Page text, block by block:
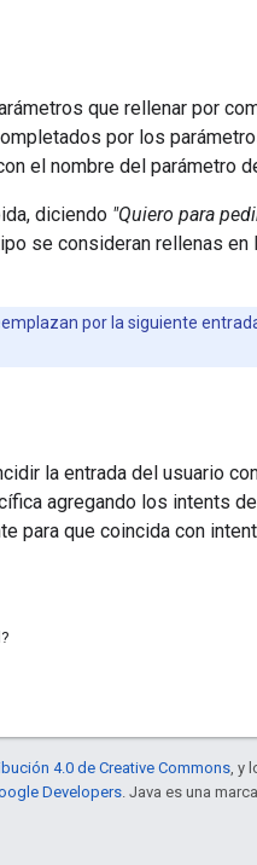
que rellenar por
por los
el nombre del parámetro
diciendo "Quiero para
se consideran rellenas
por la siguiente
la entrada del usuario
agregando los intents
para que coincida con
4.0 de Creative Commons , y
Developers . Java es una